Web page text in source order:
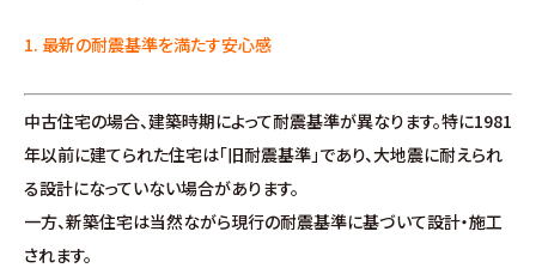
お客様の声
よくある質問（Q&A）
注文・規格住宅
∟はじめての方へ
1. 最新の耐震基準を満たす安心感
中古住宅の場合、建築時期によって耐震基準が異なります。特に1981
年以前に建てられた住宅は「旧耐震基準」であり、大地震に耐えられ
る設計になっていない場合があります。
一方、新築住宅は当然ながら現行の耐震基準に基づいて設計・施工
されます。